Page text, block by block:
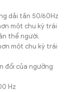
dải tần 50/60Hz
một chu kỳ trái
thể người.
một chu kỳ trái
đổi của ngưỡng
Hz